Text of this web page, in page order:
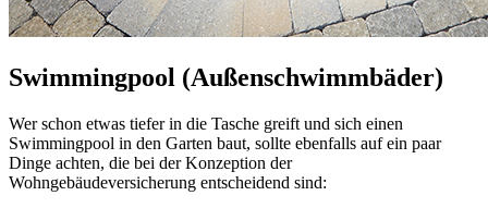
Swimmingpool (Außenschwimmbäder)
Wer schon etwas tiefer in die Tasche greift und sich einen
Swimmingpool in den Garten baut, sollte ebenfalls auf ein paar
Dinge achten, die bei der Konzeption der
Wohngebäudeversicherung entscheidend sind: